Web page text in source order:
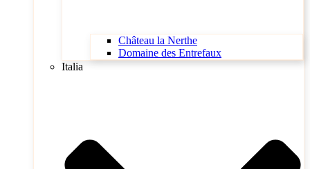
Château la Nerthe
Domaine des Entrefaux
Italia